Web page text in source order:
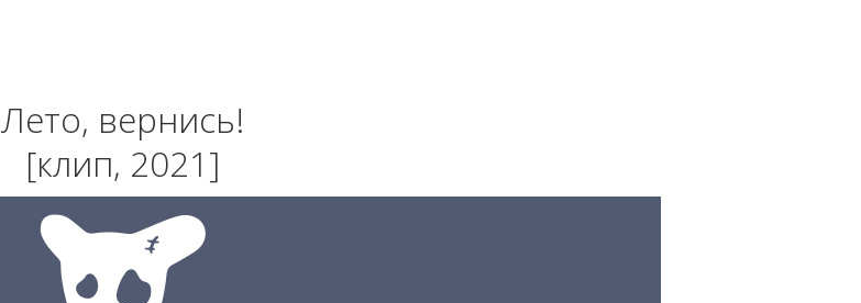
Лето, вернись!
[клип, 2021]